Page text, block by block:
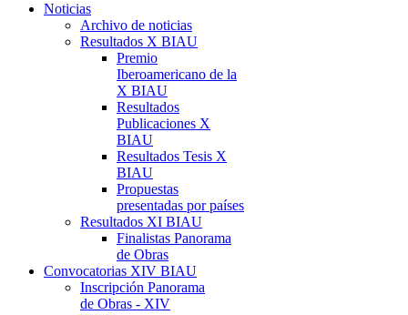
Noticias
Archivo de noticias
Resultados X BIAU
Premio
Iberoamericano de la
X BIAU
Resultados
Publicaciones X
BIAU
Resultados Tesis X
BIAU
Propuestas
presentadas por países
Resultados XI BIAU
Finalistas Panorama
de Obras
Convocatorias XIV BIAU
Inscripción Panorama
de Obras - XIV